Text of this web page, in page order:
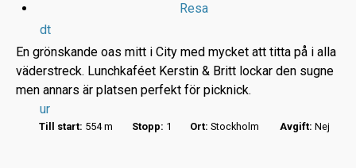
dt
ur
Resa
En grönskande oas mitt i City med mycket att titta på i alla
väderstreck. Lunchkaféet Kerstin & Britt lockar den sugne
men annars är platsen perfekt för picknick.
Till start: 554 m Stopp: 1 Ort: Stockholm Avgift: Nej